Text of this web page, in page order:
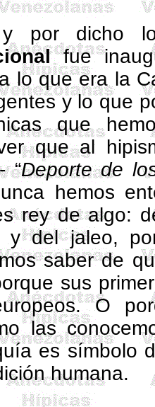
por dicho
fue
lo que era la
y lo que
que
que al
“Deporte de
hemos
rey de algo:
y del jaleo,
saber de
sus
O
las
es símbolo
humana.